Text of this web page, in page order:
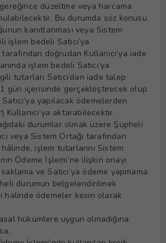
düzeltme veya harcama
Bu durumda söz konusu
kanıtlanması veya Sistem
işlem bedeli Satıcı’ya
doğrudan Kullanıcı’ya iade
işlem bedeli Satıcı’ya
tutarları Satıcı’dan iade talep
1 gün içerisinde gerçekleştirecek olup
yapılacak ödemelerden
Kullanıcı’ya aktarabilecektır.
durumlar olmak üzere Şüpheli
veya Sistem Ortağı tarafından
işlem tutarlarını Sistem
Ödeme İşlemi’ne ilişkin onayı
ve Satıcı’ya ödeme yapmama
durumun belgelendirilmek
halinde ödemeler kesin olarak
hükümlere uygun olmadığına